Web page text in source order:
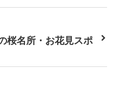
桜名所・お花見スポ